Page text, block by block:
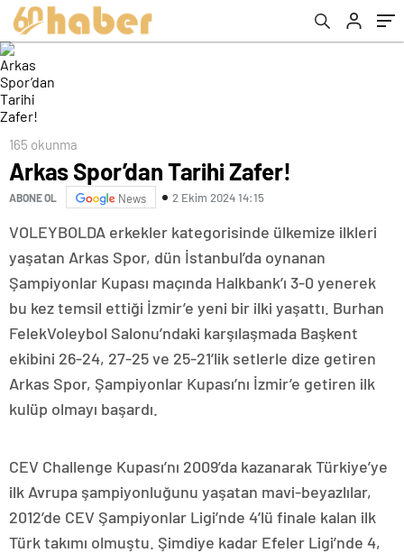
165 okunma
Arkas Spor’dan Tarihi Zafer!
ABONE OL News 2 Ekim 2024 14:15
VOLEYBOLDA erkekler kategorisinde ülkemize ilkleri
yaşatan Arkas Spor, dün İstanbul’da oynanan
Şampiyonlar Kupası maçında Halkbank’ı 3-0 yenerek
bu kez temsil ettiği İzmir’e yeni bir ilki yaşattı. Burhan
FelekVoleybol Salonu’ndaki karşılaşmada Başkent
ekibini 26-24, 27-25 ve 25-21’lik setlerle dize getiren
Arkas Spor, Şampiyonlar Kupası’nı İzmir’e getiren ilk
kulüp olmayı başardı.
CEV Challenge Kupası’nı 2009’da kazanarak Türkiye’ye
ilk Avrupa şampiyonluğunu yaşatan mavi-beyazlılar,
2012’de CEV Şampiyonlar Ligi’nde 4’lü finale kalan ilk
Türk takımı olmuştu. Şimdiye kadar Efeler Ligi’nde 4,